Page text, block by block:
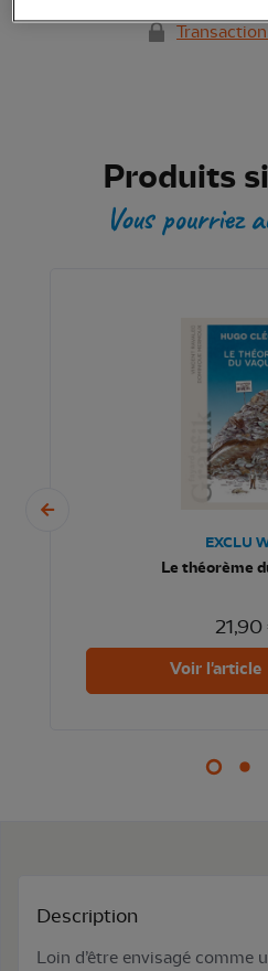
Produits
Vous pourriez
EXCLU
Le théorème
21,90
Voir l'article
Description
Loin d’être envisagé comme